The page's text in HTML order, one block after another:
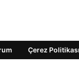
Çerez Politikası